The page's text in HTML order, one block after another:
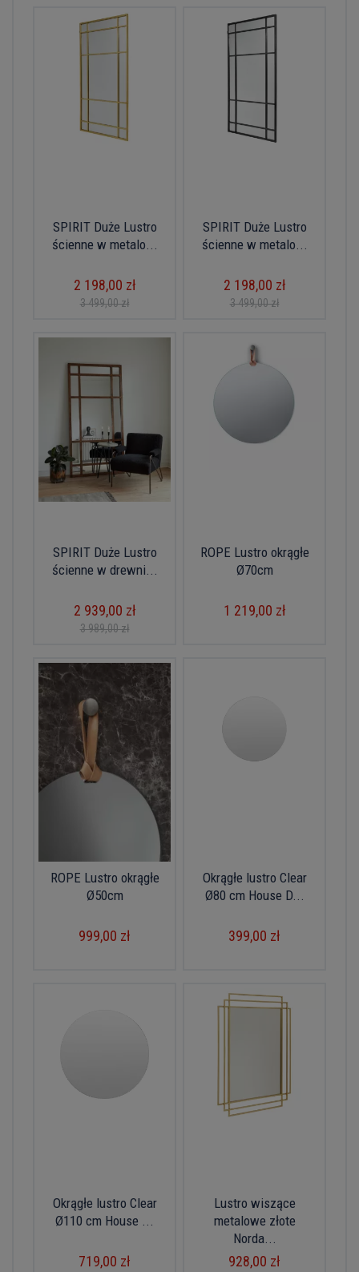
SPIRIT Duże Lustro
ścienne w metalo...
2 198,00 zł
3 499,00 zł
SPIRIT Duże Lustro
ścienne w metalo...
2 198,00 zł
3 499,00 zł
SPIRIT Duże Lustro
ścienne w drewni...
2 939,00 zł
3 989,00 zł
ROPE Lustro okrągłe
Ø70cm
1 219,00 zł
ROPE Lustro okrągłe
Ø50cm
999,00 zł
Okrągłe lustro Clear
Ø80 cm House D...
399,00 zł
Okrągłe lustro Clear
Ø110 cm House ...
719,00 zł
Lustro wiszące
metalowe złote
Norda...
928,00 zł